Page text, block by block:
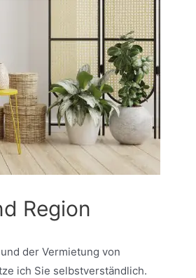
Region
der Vermietung von
ich Sie selbstverständlich.